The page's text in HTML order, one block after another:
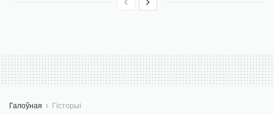
Галоўная Гісторыі